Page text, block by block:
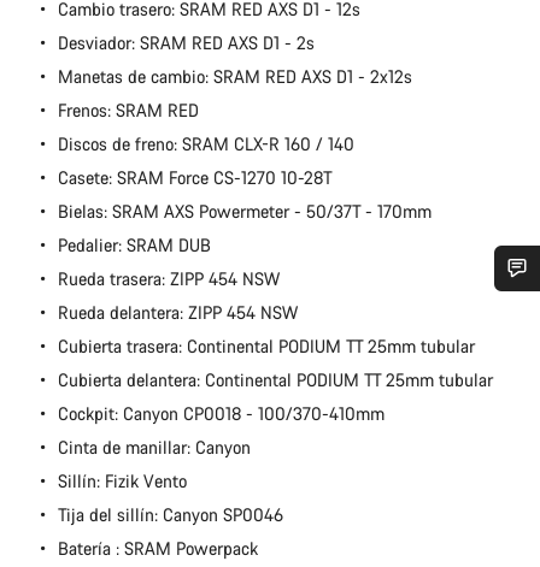
Cambio trasero: SRAM RED AXS D1 - 12s
Desviador: SRAM RED AXS D1 - 2s
Manetas de cambio: SRAM RED AXS D1 - 2x12s
Frenos: SRAM RED
Discos de freno: SRAM CLX-R 160 / 140
Casete: SRAM Force CS-1270 10-28T
Bielas: SRAM AXS Powermeter - 50/37T - 170mm
Pedalier: SRAM DUB
Rueda trasera: ZIPP 454 NSW
Rueda delantera: ZIPP 454 NSW
Cubierta trasera: Continental PODIUM TT 25mm tubular
Cubierta delantera: Continental PODIUM TT 25mm tubular
Cockpit: Canyon CP0018 - 100/370-410mm
Cinta de manillar: Canyon
Sillín: Fizik Vento
Tija del sillín: Canyon SP0046
Batería : SRAM Powerpack
¿Necesitas ayuda?
Nuestros expertos estarán encantados de responder a tus
preguntas.